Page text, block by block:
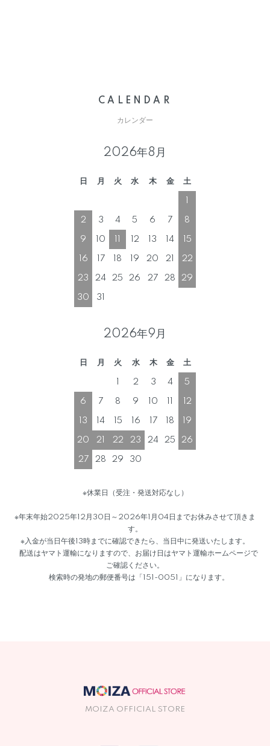
CALENDAR
カレンダー
2026年8月
日 月 火 水 木 金 土
2 3 4 5 6 7 8
9 10 12 13 14 15
16 17 18 19 20 21 22
23 24 25 26 27 28 29
30 31
2026年9月
日 月 火 水 木 金 土
2 3 4 5
6 7 8 9 10 12
13 14 15 16 17 18 19
20 21 22 23 24 25 26
27 28 29 30
※休業日（受注・発送対応なし）
※年末年始2025年12月30日～2026年1月04日までお休みさせて頂きま
す。
※入金が当日午後13時までに確認できたら、当日中に発送いたします。
配送はヤマト運輸になりますので、お届け日はヤマト運輸ホームページで
ご確認ください。
検索時の発地の郵便番号は「151-0051」になります。
MOIZA OFFICIAL STORE